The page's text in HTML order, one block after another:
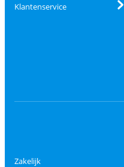
Klantenservice
Zakelijk